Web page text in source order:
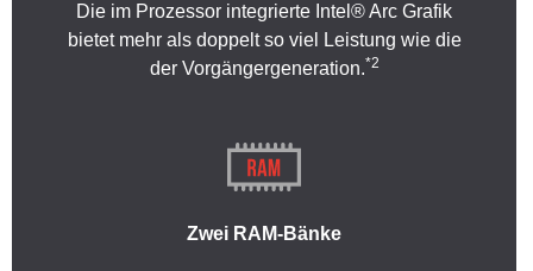
Die im Prozessor integrierte Intel® Arc Grafik
bietet mehr als doppelt so viel Leistung wie die
der Vorgängergeneration.*2
Zwei RAM-Bänke